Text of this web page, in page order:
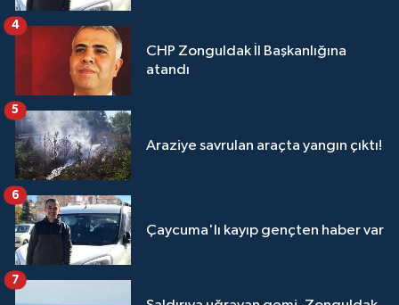
CHP Zonguldak İl Başkanlığına
atandı
4
Araziye savrulan araçta yangın çıktı!
5
Çaycuma'lı kayıp gençten haber var
6
7